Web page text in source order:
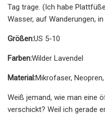
Tag trage. (Ich habe
Wasser, auf Wanderungen,
Größen:US 5-10
Farben:Wilder Lavendel
Material:Mikrofaser, Neopren,
Weiß jemand, wie man eine
verschickt? Weil ich gerade